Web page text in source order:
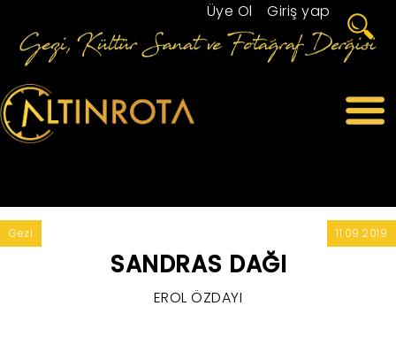
Üye Ol Giriş yap
Gezi
SANDRAS DAĞI
EROL ÖZDAYI
11.09.2019